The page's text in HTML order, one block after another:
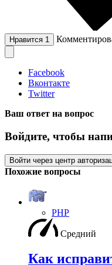
Нравится 1
Facebook
Вконтакте
Twitter
Ваш ответ на вопрос
Войдите, чтобы
Войти через центр
Похожие вопросы
PHP
Средний
Как